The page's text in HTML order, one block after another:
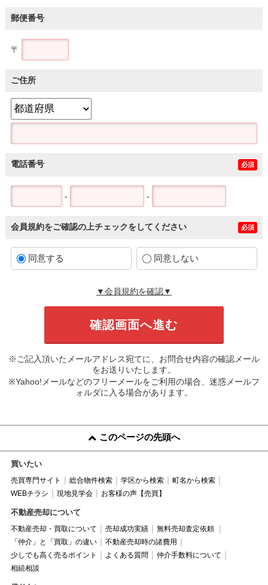
郵便番号
〒
ご住所
電話番号 必須
- -
会員規約をご確認の上チェックをしてください 必須
同意する 同意しない
▼会員規約を確認▼
※ご記入頂いたメールアドレス宛てに、お問合せ内容の確認メール
をお送りいたします。
※Yahoo!メールなどのフリーメールをご利用の場合、迷惑メールフ
ォルダに入る場合があります。
このページの先頭へ
買いたい
売買専門サイト 総合物件検索 学区から検索
町名から検索
WEBチラシ
現地見学会 お客様の声【売買】
不動産売却について
不動産売却・買取について 売却成功実績
無料売却査定依頼
「仲介」と「買取」の違い
不動産売却時の諸費用
少しでも高く売るポイント
よくある質問
仲介手数料について
相続相談